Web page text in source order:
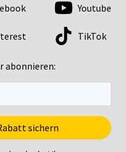
abonnieren:
Youtube
TikTok